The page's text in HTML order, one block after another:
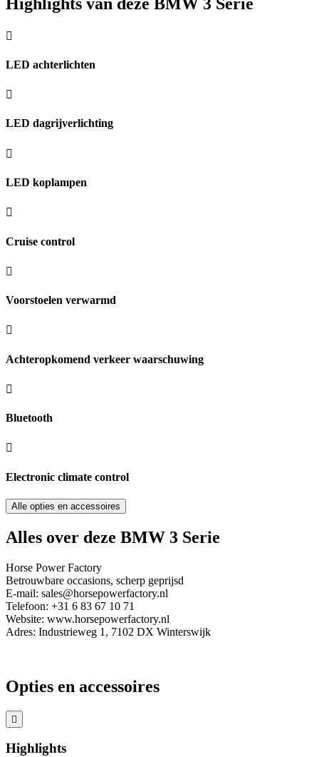
LED achterlichten
LED dagrijverlichting
LED koplampen
Cruise control
Voorstoelen verwarmd
Achteropkomend verkeer waarschuwing
Bluetooth
Electronic climate control
Alle opties en accessoires
Alles over deze BMW 3 Serie
Horse Power Factory
Betrouwbare occasions, scherp geprijsd
E-mail: sales@horsepowerfactory.nl
Telefoon: +31 6 83 67 10 71
Website: www.horsepowerfactory.nl
Adres: Industrieweg 1, 7102 DX Winterswijk
Opties en accessoires
Highlights